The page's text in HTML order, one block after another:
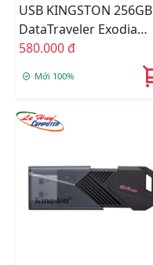
USB KINGSTON 256GB
DataTraveler Exodia
DTX/256GB (USB 3.2)
580.000 đ
Mới 100%